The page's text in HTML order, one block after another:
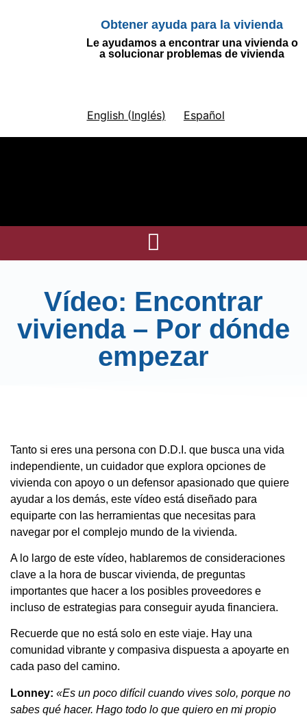
Obtener ayuda para la vivienda
Le ayudamos a encontrar una vivienda o
a solucionar problemas de vivienda
English(Inglés) Español
Vídeo: Encontrar
vivienda – Por dónde
empezar
Tanto si eres una persona con D.D.I. que busca una vida
independiente, un cuidador que explora opciones de
vivienda con apoyo o un defensor apasionado que quiere
ayudar a los demás, este vídeo está diseñado para
equiparte con las herramientas que necesitas para
navegar por el complejo mundo de la vivienda.
A lo largo de este vídeo, hablaremos de consideraciones
clave a la hora de buscar vivienda, de preguntas
importantes que hacer a los posibles proveedores e
incluso de estrategias para conseguir ayuda financiera.
Recuerde que no está solo en este viaje. Hay una
comunidad vibrante y compasiva dispuesta a apoyarte en
cada paso del camino.
Lonney: «Es un poco difícil cuando vives solo, porque no
sabes qué hacer. Hago todo lo que quiero en mi propio